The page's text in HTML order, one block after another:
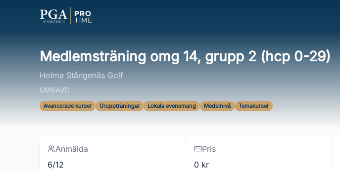
Medlemsträning omg 14, grupp 2 (hcp 0-29)
Holma Stångenäs Golf
GM6AVD
Avancerade kurser Gruppträningar Lokala evenemang Medelnivå Temakurser
Anmälda
6/12
Pris
0 kr